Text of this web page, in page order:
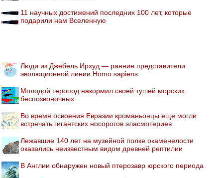
11 научных достижений последних 100 лет, которые
подарили нам Вселенную
Люди из Джебель Ирхуд — ранние представители
эволюционной линии Homo sapiens
Молодой теропод накормил своей тушей морских
беспозвоночных
Во время освоения Евразии кроманьонцы еще могли
встречать гигантских носорогов эласмотериев
Лежавшие 140 лет на музейной полке окаменелости
оказались неизвестным видом древней рептилии
В Англии обнаружен новый птерозавр юрского периода